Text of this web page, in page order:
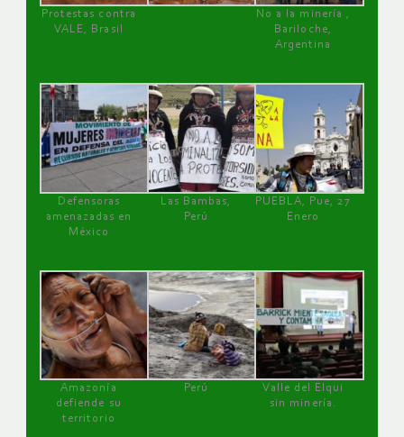
Protestas contra
VALE, Brasil
No a la minería ,
Bariloche,
Argentina
Defensoras
amenazadas en
México
Las Bambas,
Perú
PUEBLA, Pue, 27
Enero
Amazonía
defiende su
territorio
Perú
Valle del Elqui
sin minería.